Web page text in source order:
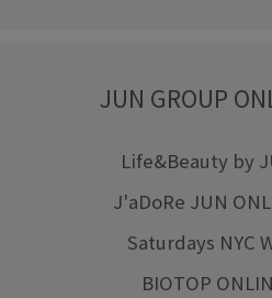
JUN GROUP
Life&Beauty by
J'aDoRe JUN
Saturdays NYC
BIOTOP